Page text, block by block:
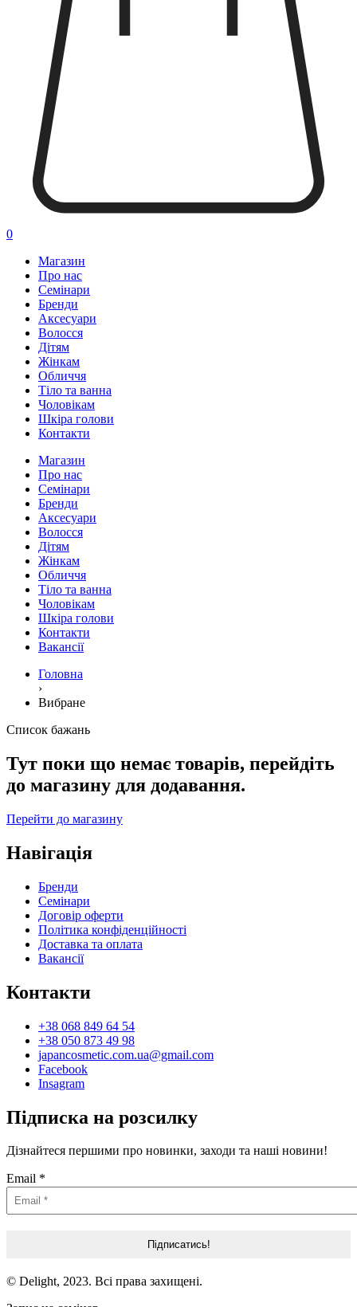
0
Магазин
Про нас
Семінари
Бренди
Аксесуари
Волосся
Дітям
Жінкам
Обличчя
Тіло та ванна
Чоловікам
Шкіра голови
Контакти
Магазин
Про нас
Семінари
Бренди
Аксесуари
Волосся
Дітям
Жінкам
Обличчя
Тіло та ванна
Чоловікам
Шкіра голови
Контакти
Вакансії
Головна
›
Вибране
Список бажань
Тут поки що немає товарів, перейдіть
до магазину для додавання.
Перейти до магазину
Навігація
Бренди
Семінари
Договір оферти
Політика конфіденційності
Доставка та оплата
Вакансії
Контакти
+38 068 849 64 54
+38 050 873 49 98
japancosmetic.com.ua@gmail.com
Facebook
Insagram
Підписка на розсилку
Дізнайтеся першими про новинки, заходи та наші новини!
Email *
© Delight, 2023. Всі права захищені.